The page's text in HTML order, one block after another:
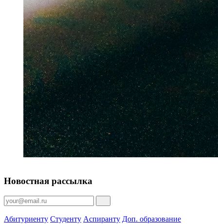
Новостная рассылка
Абитуриенту Студенту Аспиранту Доп. образование